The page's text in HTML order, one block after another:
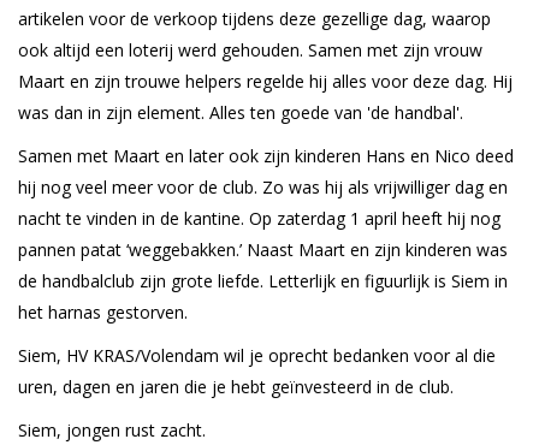
artikelen voor de verkoop tijdens deze gezellige dag, waarop
ook altijd een loterij werd gehouden. Samen met zijn vrouw
Maart en zijn trouwe helpers regelde hij alles voor deze dag. Hij
was dan in zijn element. Alles ten goede van 'de handbal'.
Samen met Maart en later ook zijn kinderen Hans en Nico deed
hij nog veel meer voor de club. Zo was hij als vrijwilliger dag en
nacht te vinden in de kantine. Op zaterdag 1 april heeft hij nog
pannen patat ‘weggebakken.’ Naast Maart en zijn kinderen was
de handbalclub zijn grote liefde. Letterlijk en figuurlijk is Siem in
het harnas gestorven.
Siem, HV KRAS/Volendam wil je oprecht bedanken voor al die
uren, dagen en jaren die je hebt geïnvesteerd in de club.
Siem, jongen rust zacht.